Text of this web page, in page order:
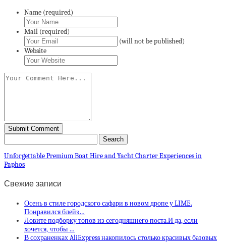
Name (required)
Mail (required)
(will not be published)
Website
Unforgettable Premium Boat Hire and Yacht Charter Experiences in
Paphos
Свежие записи
Осень в стиле городского сафари в новом дропе у LIME.
Понравился блейз…
Ловите подборку топов из сегодняшнего поста.И да, если
хочется, чтобы …
В сохраненках AliExpress накопилось столько красивых базовых